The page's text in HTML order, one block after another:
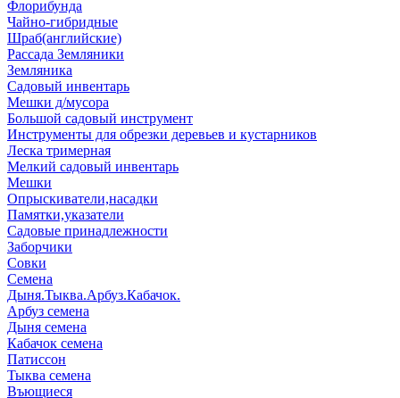
Флорибунда
Чайно-гибридные
Шраб(английские)
Рассада Земляники
Земляника
Садовый инвентарь
Мешки д/мусора
Большой садовый инструмент
Инструменты для обрезки деревьев и кустарников
Леска тримерная
Мелкий садовый инвентарь
Мешки
Опрыскиватели,насадки
Памятки,указатели
Садовые принадлежности
Заборчики
Совки
Семена
Дыня.Тыква.Арбуз.Кабачок.
Арбуз семена
Дыня семена
Кабачок семена
Патиссон
Тыква семена
Въющиеся